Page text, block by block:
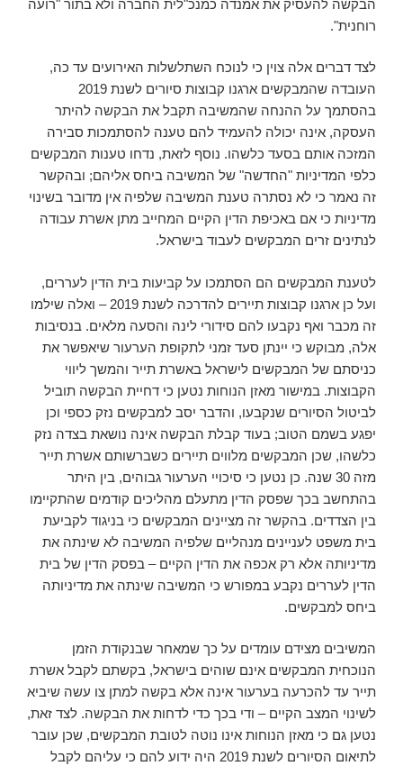
הבקשה להעסיק את אמנדה כמנכ"לית החברה ולא בתור "רועה
רוחנית".
לצד דברים אלה צוין כי לנוכח השתלשלות האירועים עד כה,
העובדה שהמבקשים ארגנו קבוצות סיורים לשנת 2019
בהסתמך על ההנחה שהמשיבה תקבל את הבקשה להיתר
העסקה, אינה יכולה להעמיד להם טענה להסתמכות סבירה
המזכה אותם בסעד כלשהו. נוסף לזאת, נדחו טענות המבקשים
כלפי המדיניות "החדשה" של המשיבה ביחס אליהם; ובהקשר
זה נאמר כי לא נסתרה טענת המשיבה שלפיה אין מדובר בשינוי
מדיניות כי אם באכיפת הדין הקיים המחייב מתן אשרת עבודה
לנתינים זרים המבקשים לעבוד בישראל.
לטענת המבקשים הם הסתמכו על קביעות בית הדין לעררים,
ועל כן ארגנו קבוצות תיירים להדרכה לשנת 2019 – ואלה שילמו
זה מכבר ואף נקבעו להם סידורי לינה והסעה מלאים. בנסיבות
אלה, מבוקש כי יינתן סעד זמני לתקופת הערעור שיאפשר את
כניסתם של המבקשים לישראל באשרת תייר והמשך ליווי
הקבוצות. במישור מאזן הנוחות נטען כי דחיית הבקשה תוביל
לביטול הסיורים שנקבעו, והדבר יסב למבקשים נזק כספי וכן
יפגע בשמם הטוב; בעוד קבלת הבקשה אינה נושאת בצדה נזק
כלשהו, שכן המבקשים מלווים תיירים כשברשותם אשרת תייר
מזה 30 שנה. כן נטען כי סיכויי הערעור גבוהים, בין היתר
בהתחשב בכך שפסק הדין מתעלם מהליכים קודמים שהתקיימו
בין הצדדים. בהקשר זה מציינים המבקשים כי בניגוד לקביעת
בית משפט לעניינים מנהליים שלפיה המשיבה לא שינתה את
מדיניותה אלא רק אכפה את הדין הקיים – בפסק הדין של בית
הדין לעררים נקבע במפורש כי המשיבה שינתה את מדיניותה
ביחס למבקשים.
המשיבים מצידם עומדים על כך שמאחר שבנקודת הזמן
הנוכחית המבקשים אינם שוהים בישראל, בקשתם לקבל אשרת
תייר עד להכרעה בערעור אינה אלא בקשה למתן צו עשה שיביא
לשינוי המצב הקיים – ודי בכך כדי לדחות את הבקשה. לצד זאת,
נטען גם כי מאזן הנוחות אינו נוטה לטובת המבקשים, שכן עובר
לתיאום הסיורים לשנת 2019 היה ידוע להם כי עליהם לקבל